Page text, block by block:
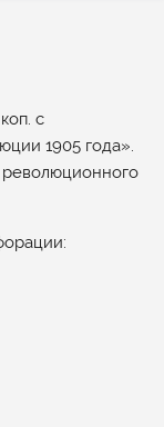
с
1905 года».